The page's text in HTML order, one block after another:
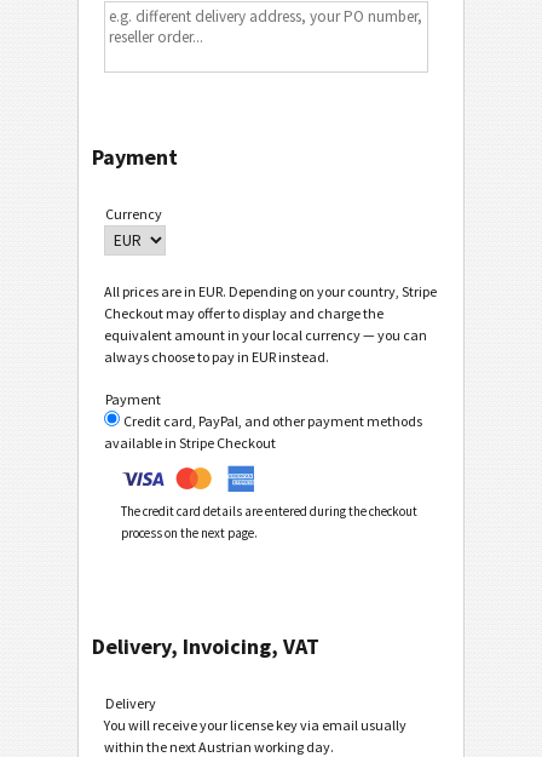
Payment
Currency
All prices are in EUR. Depending on your country, Stripe
Checkout may offer to display and charge the
equivalent amount in your local currency — you can
always choose to pay in EUR instead.
Payment
Credit card, PayPal, and other payment methods
available in Stripe Checkout
The credit card details are entered during the checkout
process on the next page.
Delivery, Invoicing, VAT
Delivery
You will receive your license key via email usually
within the next Austrian working day.